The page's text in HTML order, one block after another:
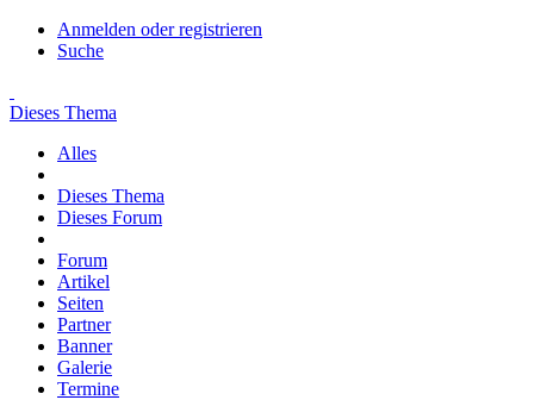
Anmelden oder registrieren
Suche
Dieses Thema
Alles
Dieses Thema
Dieses Forum
Forum
Artikel
Seiten
Partner
Banner
Galerie
Termine